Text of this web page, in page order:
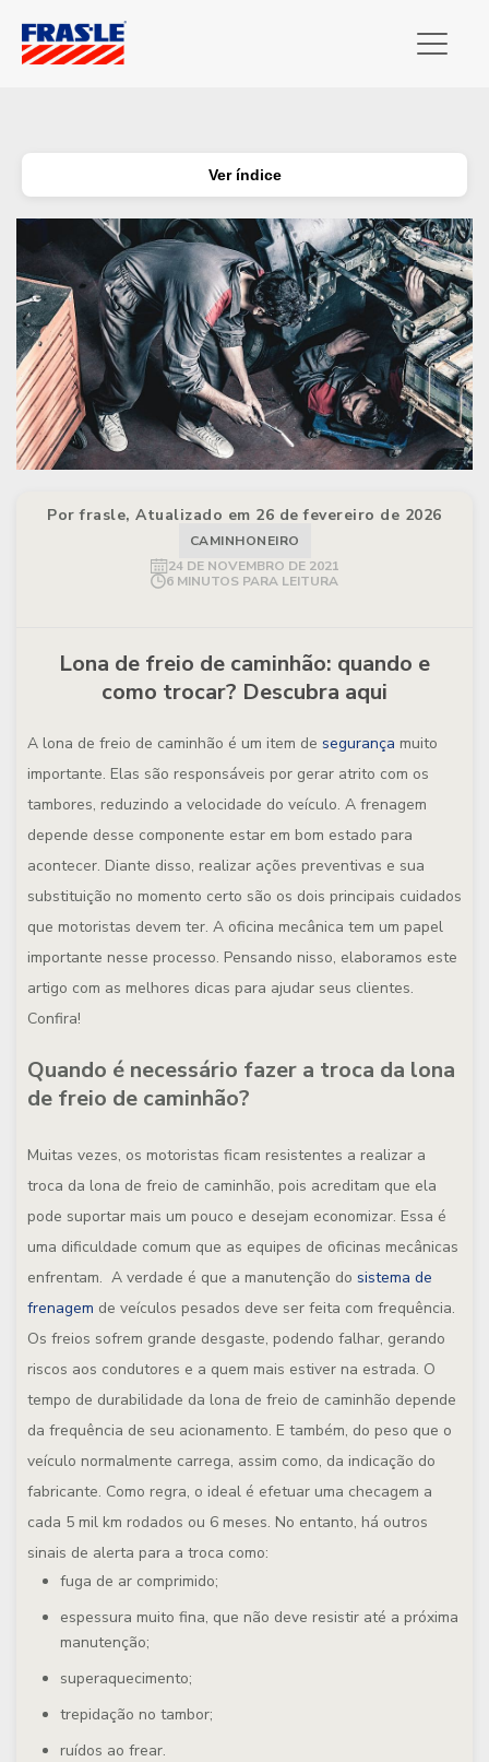
Ver índice
Por frasle, Atualizado em 26 de fevereiro de 2026
CAMINHONEIRO
24 DE NOVEMBRO DE 2021
6 MINUTOS PARA LEITURA
Lona de freio de caminhão: quando e
como trocar? Descubra aqui
A lona de freio de caminhão é um item de segurança muito
importante. Elas são responsáveis por gerar atrito com os
tambores, reduzindo a velocidade do veículo. A frenagem
depende desse componente estar em bom estado para
acontecer. Diante disso, realizar ações preventivas e sua
substituição no momento certo são os dois principais cuidados
que motoristas devem ter. A oficina mecânica tem um papel
importante nesse processo. Pensando nisso, elaboramos este
artigo com as melhores dicas para ajudar seus clientes.
Confira!
Quando é necessário fazer a troca da lona
de freio de caminhão?
Muitas vezes, os motoristas ficam resistentes a realizar a
troca da lona de freio de caminhão, pois acreditam que ela
pode suportar mais um pouco e desejam economizar. Essa é
uma dificuldade comum que as equipes de oficinas mecânicas
enfrentam. A verdade é que a manutenção do sistema de
frenagem de veículos pesados deve ser feita com frequência.
Os freios sofrem grande desgaste, podendo falhar, gerando
riscos aos condutores e a quem mais estiver na estrada. O
tempo de durabilidade da lona de freio de caminhão depende
da frequência de seu acionamento. E também, do peso que o
veículo normalmente carrega, assim como, da indicação do
fabricante. Como regra, o ideal é efetuar uma checagem a
cada 5 mil km rodados ou 6 meses. No entanto, há outros
sinais de alerta para a troca como:
fuga de ar comprimido;
espessura muito fina, que não deve resistir até a próxima
manutenção;
superaquecimento;
trepidação no tambor;
ruídos ao frear.